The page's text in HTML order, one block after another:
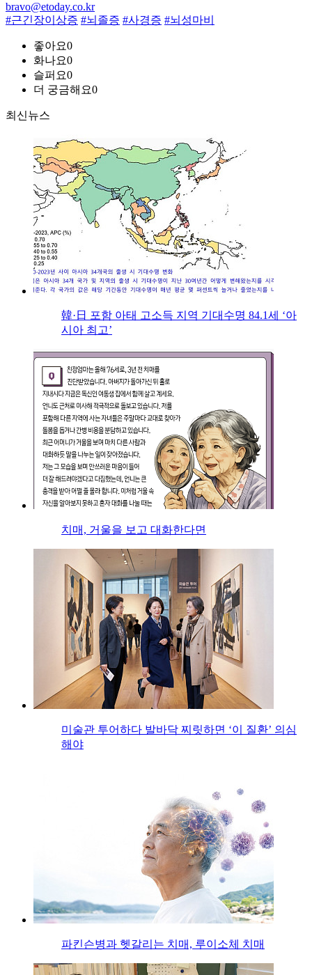
bravo@etoday.co.kr
#근긴장이상증 #뇌졸증 #사경증 #뇌성마비
좋아요0
화나요0
슬퍼요0
더 궁금해요0
최신뉴스
韓·日 포함 아태 고소득 지역 기대수명 84.1세 ‘아
시아 최고’
치매, 거울을 보고 대화한다면
미술관 투어하다 발바닥 찌릿하면 ‘이 질환’ 의심
해야
파킨슨병과 헷갈리는 치매, 루이소체 치매